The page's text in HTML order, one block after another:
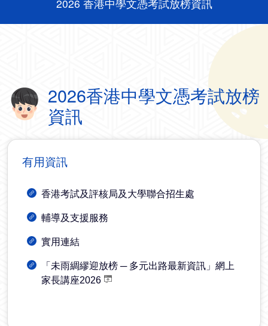
2026 香港中學文憑考試放榜資訊
2026香港中學文憑考試放榜
資訊
有用資訊
香港考試及評核局及大學聯合招生處
輔導及支援服務
實用連結
「未雨綢繆迎放榜 ─ 多元出路最新資訊」網上
家長講座2026